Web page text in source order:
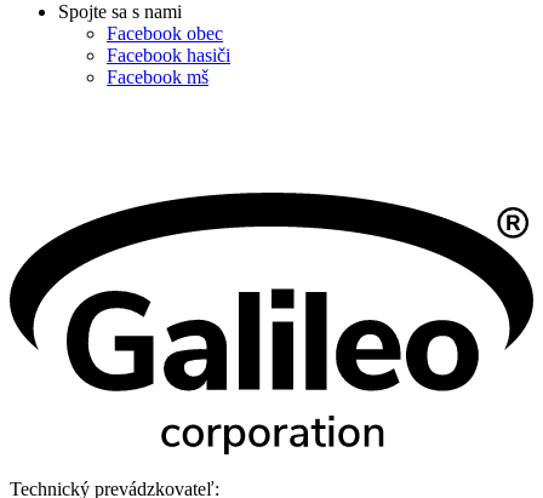
Spojte sa s nami
Facebook obec
Facebook hasiči
Facebook mš
Technický prevádzkovateľ: